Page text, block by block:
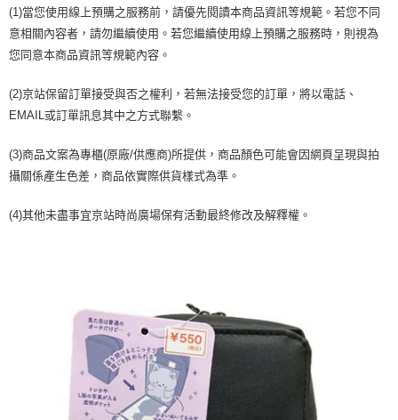
4.訂單成立30分鐘內，如未前往確認交易或遇審核未通過，訂單將自動取
消。如遇「轉專審核」未通過狀況，表示未達大哥付你分期系統評分，恕無
法說明評估內容。
【繳款方式說明】
醒簡訊。
2.透過簡訊連結打開帳單後，可選擇「超商條碼／台灣大直營門市／銀行轉
【注意事項】
1.本服務係由「台灣大哥大股份有限公司」（以下簡稱本公司）所提供，讓
買賣價金債權讓與本公司後，依約使用本公司帳單繳交帳款。
2.基於同意付款使用「大哥付你分期」之契約關係目的，商店將以您的個人
便利好安心！
２．便利：只要手機號碼，簡訊認證，即可結帳。
３．安心：先確認商品／服務後，再付款。
【「AFTEE先享後付」結帳流程】
１．於結帳方式選擇「AFTEE先享後付」後，將跳轉至「AFTEE先享後付」
結帳頁面，進行簡訊認證並確認金額後，即可完成結帳。
３．收到繳費通知簡訊後14天內，點擊此簡訊中的連結，可透過四大超商／
ATM／網路銀行／等多元方式進行付款，方視為交易完成。
※ 請注意：結帳手續完成當下不需立刻繳費，但若您需要取消訂單，請聯絡
後付繳納相關費用。
１．透過由恩沛科技股份有限公司提供之「AFTEE先享後付」服務完成之交
易，需依本服務之必要範圍內提供個人資料，並將交易相關給付款項請求債
權轉讓予恩沛科技股份有限公司。
２．關於個人資料處理事宜，請瀏覽以下網址：
https://aftee.tw/terms/#terms3
３．未成年的使用者請事先徵得法定代理人或監護人之同意方可使用
「AFTEE先享後付」，若未經同意申辦者引起之損失，本公司不負相關責
運送方式
付款後全家取貨
每筆NT$70，滿NT$899(含以上)免運費
付款後7-11取貨
宅配
(1)當您使用線上預購之服務前，請優先閱讀本商品資訊等規範。若您不同
意相關內容者，請勿繼續使用。若您繼續使用線上預購之服務時，則視為
您同意本商品資訊等規範內容。
(2)京站保留訂單接受與否之權利，若無法接受您的訂單，將以電話、
EMAIL或訂單訊息其中之方式聯繫。
(3)商品文案為專櫃(原廠/供應商)所提供，商品顏色可能會因網頁呈現與拍
攝關係產生色差，商品依實際供貨樣式為準。
(4)其他未盡事宜京站時尚廣場保有活動最終修改及解釋權。